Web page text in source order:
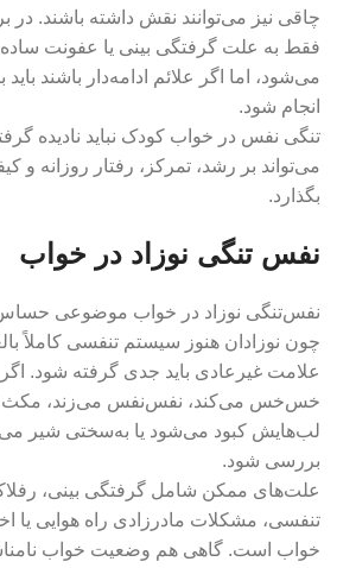
چاقی نیز می‌توانند نقش داشته باشند. در
فقط به علت گرفتگی بینی یا عفونت
می‌شود، اما اگر علائم ادامه‌دار باشند
انجام شود.
تنگی نفس در خواب کودک نباید نادیده
می‌تواند بر رشد، تمرکز، رفتار روزانه و
بگذارد.
نفس تنگی نوزاد در خواب
نفس‌تنگی نوزاد در خواب موضوعی
چون نوزادان هنوز سیستم تنفسی کاملاً
علامت غیرعادی باید جدی گرفته شود. اگر
خس‌خس می‌کند، نفس‌نفس می‌زند، مکث
لب‌هایش کبود می‌شود یا به‌سختی شیر
بررسی شود.
علت‌های ممکن شامل گرفتگی بینی،
تنفسی، مشکلات مادرزادی راه هوایی یا
خواب است. گاهی هم وضعیت خواب